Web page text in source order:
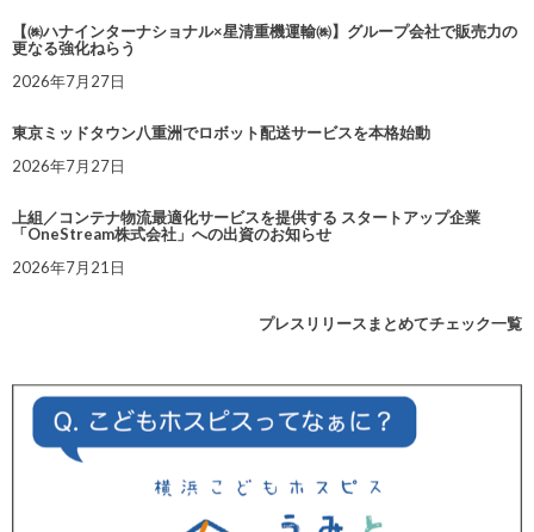
【㈱ハナインターナショナル×星清重機運輸㈱】グループ会社で販売力の
更なる強化ねらう
2026年7月27日
東京ミッドタウン八重洲でロボット配送サービスを本格始動
2026年7月27日
上組／コンテナ物流最適化サービスを提供する スタートアップ企業
「OneStream株式会社」への出資のお知らせ
2026年7月21日
プレスリリースまとめてチェック一覧